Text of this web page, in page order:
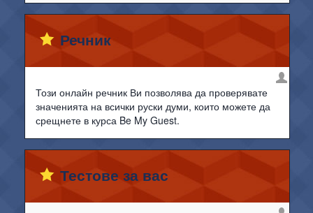
Речник
Този онлайн речник Ви позволява да проверявате
значенията на всички руски думи, които можете да
срещнете в курса Be My Guest.
Тестове за вас